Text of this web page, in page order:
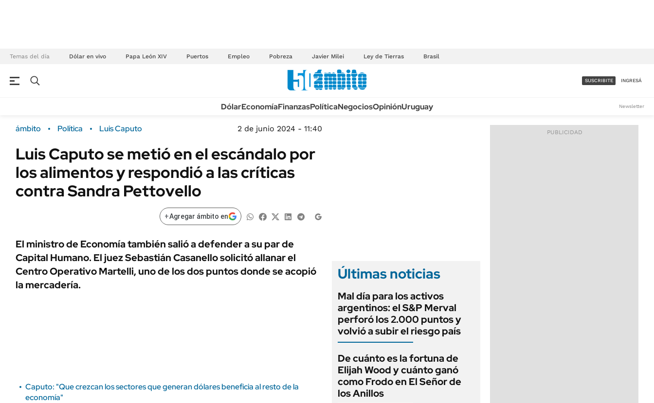
Temas del día Dólar en vivo Papa León XIV Puertos Empleo Pobreza Javier Milei Ley de Tierras Brasil
Campo
FINANZAS
Dólar
Sustentabilidad
ENERGY REPORT
POLÍTICA
URUGUAY
TECNOLOGÍA
MÉXICO
MUNDO
INFORMACIÓN GENERAL
AUTOS
ACCESO FULL - $1.800/MES
SUSCRIBITE INGRESÁ
DólarEconomíaFinanzasPolíticaNegociosOpiniónUruguay Newsletter
ámbito Política Luis Caputo 2 de junio 2024 - 11:40
Luis Caputo se metió en el escándalo por
los alimentos y respondió a las críticas
contra Sandra Pettovello
+Agregar ámbito en
El ministro de Economía también salió a defender a su par de
Capital Humano. El juez Sebastián Casanello solicitó allanar el
Centro Operativo Martelli, uno de los dos puntos donde se acopió
la mercadería.
Caputo: "Que crezcan los sectores que generan dólares beneficia al resto de la
economía"
Últimas noticias
Mal día para los activos
argentinos: el S&P Merval
perforó los 2.000 puntos y
volvió a subir el riesgo país
De cuánto es la fortuna de
Elijah Wood y cuánto ganó
como Frodo en El Señor de
los Anillos